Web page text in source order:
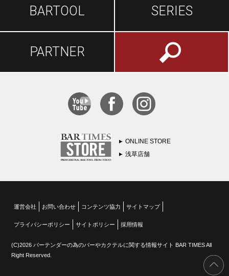
BARTOOL SERIES
PARTNER
ONLINE STORE
浅草店舗
運営会社 お問い合わせ コンテンツ協力 サイトマップ
プライバシーポリシー サイトポリシー 採用情報
(C)2026 バーテンダーの為のバーやカクテルに関する情報サイト BAR TIMES All
Right Reserved.